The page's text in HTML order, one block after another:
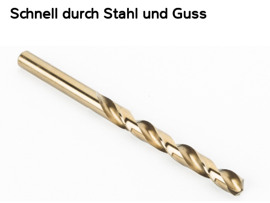
Schnell durch Stahl und Guss